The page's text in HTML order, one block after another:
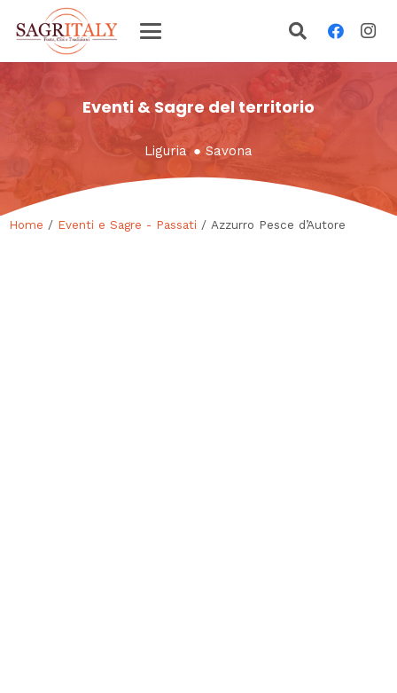
Eventi & Sagre del territorio
Liguria ●Savona
Home / Eventi e Sagre - Passati / Azzurro Pesce d’Autore